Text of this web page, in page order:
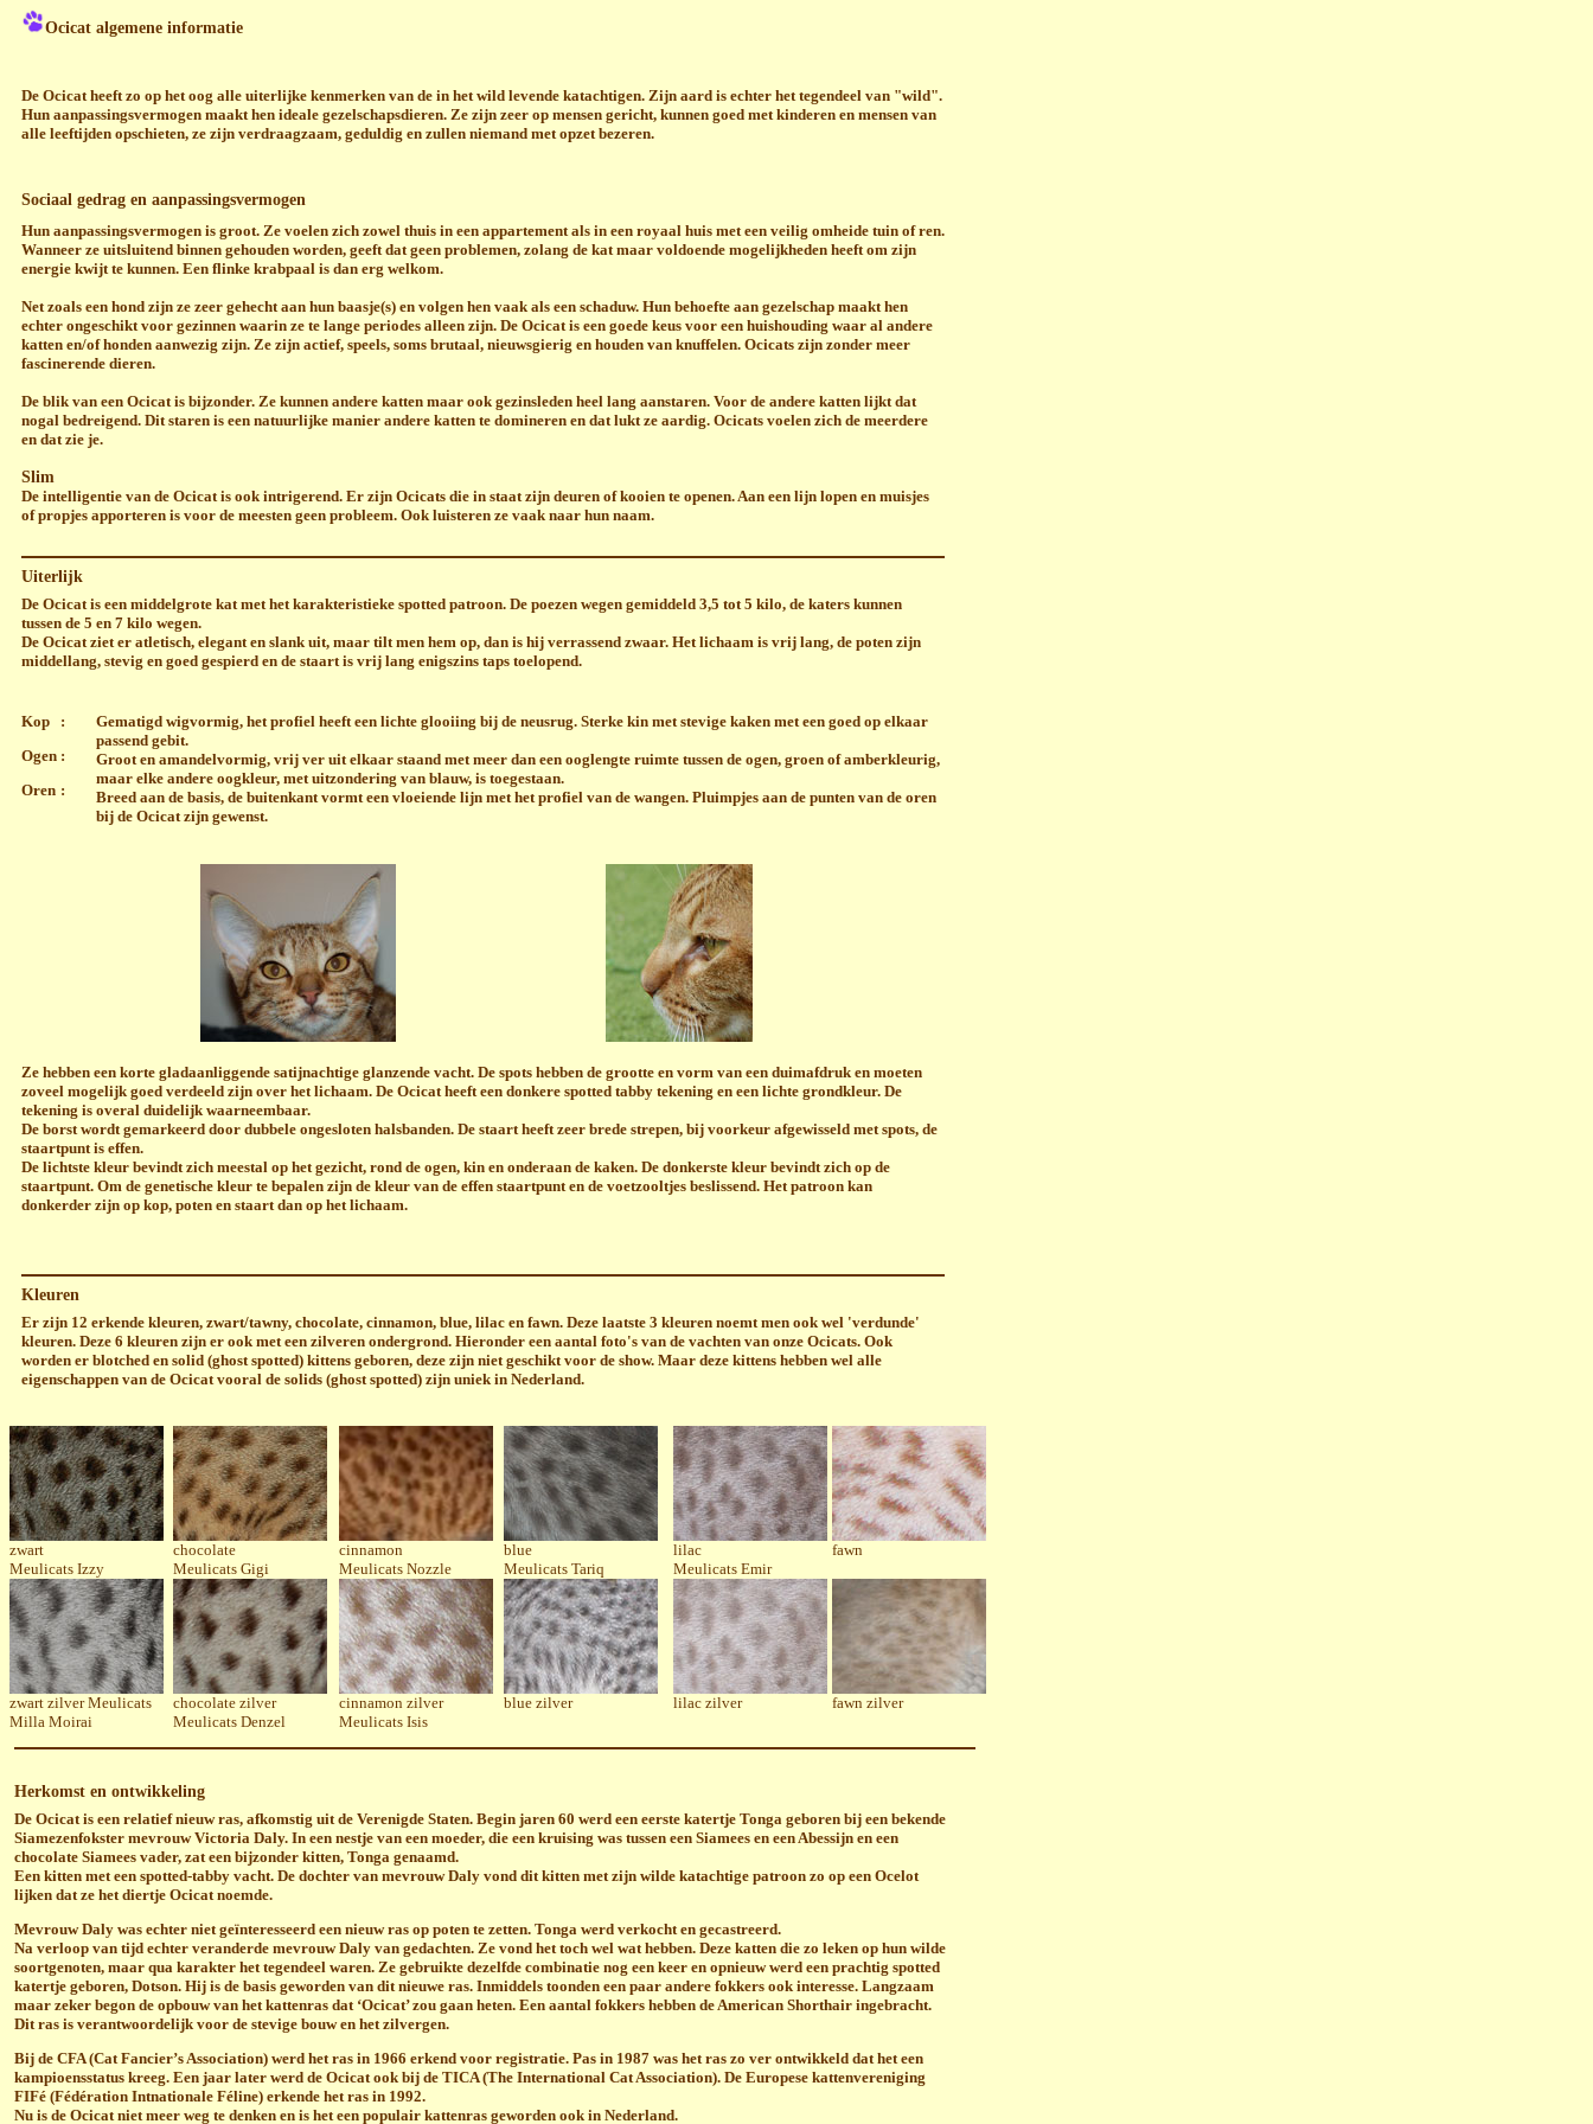
Ocicat algemene informatie
De Ocicat heeft zo op het oog alle uiterlijke kenmerken van de in het wild levende katachtigen. Zijn aard is echter het tegendeel van "wild".
Hun aanpassingsvermogen maakt hen ideale gezelschapsdieren. Ze zijn zeer op mensen gericht, kunnen goed met kinderen en mensen van
alle leeftijden opschieten, ze zijn verdraagzaam, geduldig en zullen niemand met opzet bezeren.
Sociaal gedrag en aanpassingsvermogen
Hun aanpassingsvermogen is groot. Ze voelen zich zowel thuis in een appartement als in een royaal huis met een veilig omheide tuin of ren.
Wanneer ze uitsluitend binnen gehouden worden, geeft dat geen problemen, zolang de kat maar voldoende mogelijkheden heeft om zijn
energie kwijt te kunnen. Een flinke krabpaal is dan erg welkom.
Net zoals een hond zijn ze zeer gehecht aan hun baasje(s) en volgen hen vaak als een schaduw. Hun behoefte aan gezelschap maakt hen
echter ongeschikt voor gezinnen waarin ze te lange periodes alleen zijn. De Ocicat is een goede keus voor een huishouding waar al andere
katten en/of honden aanwezig zijn. Ze zijn actief, speels, soms brutaal, nieuwsgierig en houden van knuffelen. Ocicats zijn zonder meer
fascinerende dieren.
De blik van een Ocicat is bijzonder. Ze kunnen andere katten maar ook gezinsleden heel lang aanstaren. Voor de andere katten lijkt dat
nogal bedreigend. Dit staren is een natuurlijke manier andere katten te domineren en dat lukt ze aardig. Ocicats voelen zich de meerdere
en dat zie je.
Slim
De intelligentie van de Ocicat is ook intrigerend. Er zijn Ocicats die in staat zijn deuren of kooien te openen. Aan een lijn lopen en muisjes
of propjes apporteren is voor de meesten geen probleem. Ook luisteren ze vaak naar hun naam.
Uiterlijk
De Ocicat is een middelgrote kat met het karakteristieke spotted patroon. De poezen wegen gemiddeld 3,5 tot 5 kilo, de katers kunnen
tussen de 5 en 7 kilo wegen.
De Ocicat ziet er atletisch, elegant en slank uit, maar tilt men hem op, dan is hij verrassend zwaar. Het lichaam is vrij lang, de poten zijn
middellang, stevig en goed gespierd en de staart is vrij lang enigszins taps toelopend.
Kop
Ogen
Oren
:
:
:
Gematigd wigvormig, het profiel heeft een lichte glooiing bij de neusrug. Sterke kin met stevige kaken met een goed op elkaar
passend gebit.
Groot en amandelvormig, vrij ver uit elkaar staand met meer dan een ooglengte ruimte tussen de ogen, groen of amberkleurig,
maar elke andere oogkleur, met uitzondering van blauw, is toegestaan.
Breed aan de basis, de buitenkant vormt een vloeiende lijn met het profiel van de wangen. Pluimpjes aan de punten van de oren
bij de Ocicat zijn gewenst.
Ze hebben een korte gladaanliggende satijnachtige glanzende vacht. De spots hebben de grootte en vorm van een duimafdruk en moeten
zoveel mogelijk goed verdeeld zijn over het lichaam. De Ocicat heeft een donkere spotted tabby tekening en een lichte grondkleur. De
tekening is overal duidelijk waarneembaar.
De borst wordt gemarkeerd door dubbele ongesloten halsbanden. De staart heeft zeer brede strepen, bij voorkeur afgewisseld met spots, de
staartpunt is effen.
De lichtste kleur bevindt zich meestal op het gezicht, rond de ogen, kin en onderaan de kaken. De donkerste kleur bevindt zich op de
staartpunt. Om de genetische kleur te bepalen zijn de kleur van de effen staartpunt en de voetzooltjes beslissend. Het patroon kan
donkerder zijn op kop, poten en staart dan op het lichaam.
Kleuren
Er zijn 12 erkende kleuren, zwart/tawny, chocolate, cinnamon, blue, lilac en fawn. Deze laatste 3 kleuren noemt men ook wel 'verdunde'
kleuren. Deze 6 kleuren zijn er ook met een zilveren ondergrond. Hieronder een aantal foto's van de vachten van onze Ocicats. Ook
worden er blotched en solid (ghost spotted) kittens geboren, deze zijn niet geschikt voor de show. Maar deze kittens hebben wel alle
eigenschappen van de Ocicat vooral de solids (ghost spotted) zijn uniek in Nederland.
zwart
Meulicats Izzy
chocolate
Meulicats Gigi
cinnamon
Meulicats Nozzle
blue
Meulicats Tariq
lilac
Meulicats Emir
fawn
zwart zilver Meulicats
Milla Moirai
chocolate zilver
Meulicats Denzel
cinnamon zilver
Meulicats Isis
blue zilver lilac zilver fawn zilver
Herkomst en ontwikkeling
De Ocicat is een relatief nieuw ras, afkomstig uit de Verenigde Staten. Begin jaren 60 werd een eerste katertje Tonga geboren bij een bekende
Siamezenfokster mevrouw Victoria Daly. In een nestje van een moeder, die een kruising was tussen een Siamees en een Abessijn en een
chocolate Siamees vader, zat een bijzonder kitten, Tonga genaamd.
Een kitten met een spotted-tabby vacht. De dochter van mevrouw Daly vond dit kitten met zijn wilde katachtige patroon zo op een Ocelot
lijken dat ze het diertje Ocicat noemde.
Mevrouw Daly was echter niet geïnteresseerd een nieuw ras op poten te zetten. Tonga werd verkocht en gecastreerd.
Na verloop van tijd echter veranderde mevrouw Daly van gedachten. Ze vond het toch wel wat hebben. Deze katten die zo leken op hun wilde
soortgenoten, maar qua karakter het tegendeel waren. Ze gebruikte dezelfde combinatie nog een keer en opnieuw werd een prachtig spotted
katertje geboren, Dotson. Hij is de basis geworden van dit nieuwe ras. Inmiddels toonden een paar andere fokkers ook interesse. Langzaam
maar zeker begon de opbouw van het kattenras dat ‘Ocicat’ zou gaan heten. Een aantal fokkers hebben de American Shorthair ingebracht.
Dit ras is verantwoordelijk voor de stevige bouw en het zilvergen.
Bij de CFA (Cat Fancier’s Association) werd het ras in 1966 erkend voor registratie. Pas in 1987 was het ras zo ver ontwikkeld dat het een
kampioensstatus kreeg. Een jaar later werd de Ocicat ook bij de TICA (The International Cat Association). De Europese kattenvereniging
FIFé (Fédération Intnationale Féline) erkende het ras in 1992.
Nu is de Ocicat niet meer weg te denken en is het een populair kattenras geworden ook in Nederland.